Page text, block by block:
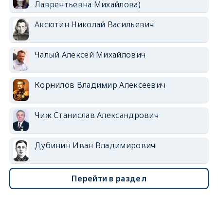
Лаврентьевна Михайлова)
Аксютин Николай Васильевич
Чалый Алексей Михайлович
Корнилов Владимир Алексеевич
Чиж Станислав Александрович
Дубинин Иван Владимирович
Перейти в раздел